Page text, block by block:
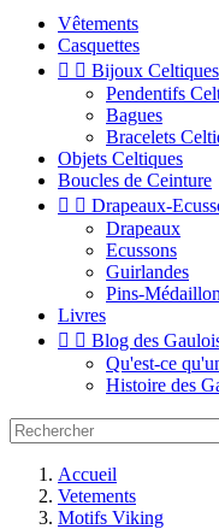
Vêtements
Casquettes
  Bijoux Celtiques
Pendentifs
Bagues
Bracelets
Objets Celtiques
Boucles de Ceinture
  Drapeaux-
Drapeaux
Ecussons
Guirlandes
Pins-
Livres
  Blog des
Qu'est-ce
Histoire des
Accueil
Vetements
Motifs Viking